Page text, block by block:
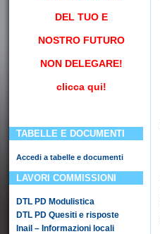
DEL TUO E
NOSTRO FUTURO
NON DELEGARE!
clicca qui!
TABELLE E DOCUMENTI
Accedi a tabelle e documenti
LAVORI COMMISSIONI
DTL PD Modulistica
DTL PD Quesiti e risposte
Inail – Informazioni locali